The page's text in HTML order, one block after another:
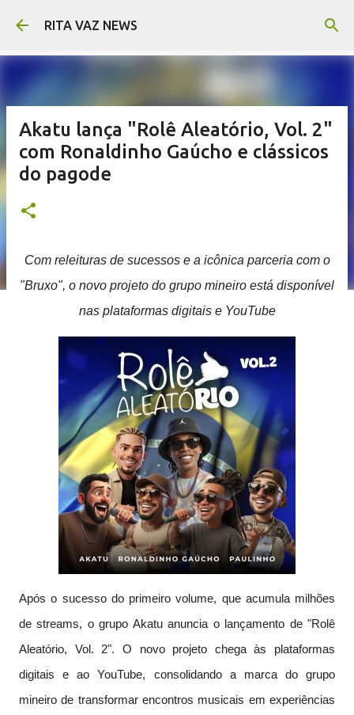
Pular para o conteúdo principal
RITA VAZ NEWS
Akatu lança "Rolê Aleatório, Vol. 2"
com Ronaldinho Gaúcho e clássicos
do pagode
Com releituras de sucessos e a icônica parceria com o
"Bruxo", o novo projeto do grupo mineiro está disponível
nas plataformas digitais e YouTube
Após o sucesso do primeiro volume, que acumula milhões
de streams, o grupo Akatu anuncia o lançamento de "Rolê
Aleatório, Vol. 2". O novo projeto chega às plataformas
digitais e ao YouTube, consolidando a marca do grupo
mineiro de transformar encontros musicais em experiências